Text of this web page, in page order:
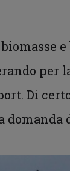
per
Di
domanda